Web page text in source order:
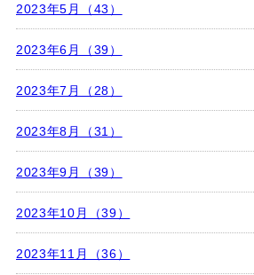
2023年5月（43）
2023年6月（39）
2023年7月（28）
2023年8月（31）
2023年9月（39）
2023年10月（39）
2023年11月（36）